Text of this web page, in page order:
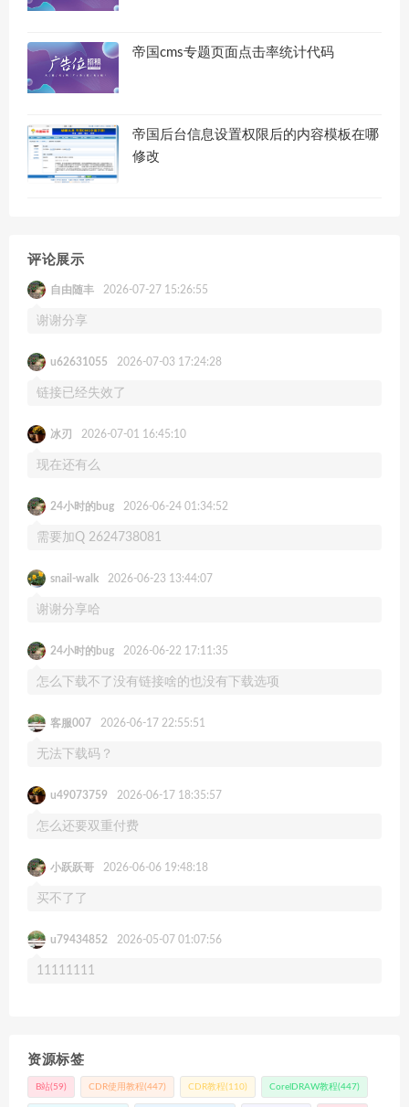
帝国cms专题页面点击率统计代码
帝国后台信息设置权限后的内容模板在哪
修改
评论展示
自由随丰 2026-07-27 15:26:55
谢谢分享
u62631055 2026-07-03 17:24:28
链接已经失效了
冰刃 2026-07-01 16:45:10
现在还有么
24小时的bug 2026-06-24 01:34:52
需要加Q 2624738081
snail-walk 2026-06-23 13:44:07
谢谢分享哈
24小时的bug 2026-06-22 17:11:35
怎么下载不了没有链接啥的也没有下载选项
客服007 2026-06-17 22:55:51
无法下载码？
u49073759 2026-06-17 18:35:57
怎么还要双重付费
小跃跃哥 2026-06-06 19:48:18
买不了了
u79434852 2026-05-07 01:07:56
11111111
资源标签
B站(59) CDR使用教程(447) CDR教程(110) CorelDRAW教程(447)